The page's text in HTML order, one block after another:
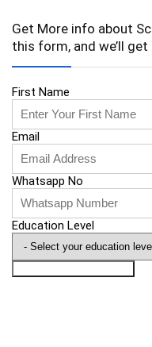
Get More info about
this form, and we’ll
First Name
Email
Whatsapp No
Education Level